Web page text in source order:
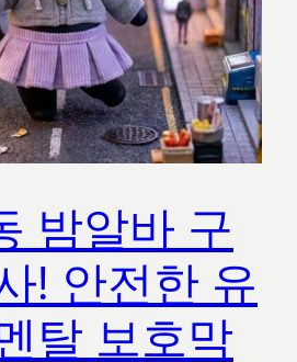
밤알바 구
! 안전한 유
탈 보호막